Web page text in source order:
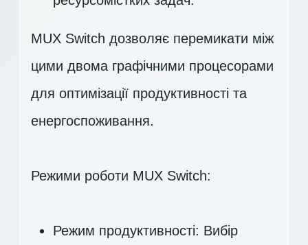
MUX Switch дозволяє перемикати між
цими двома графічними процесорами
для оптимізації продуктивності та
енергоспоживання.
Режими роботи MUX Switch:
Режим продуктивності: Вибір